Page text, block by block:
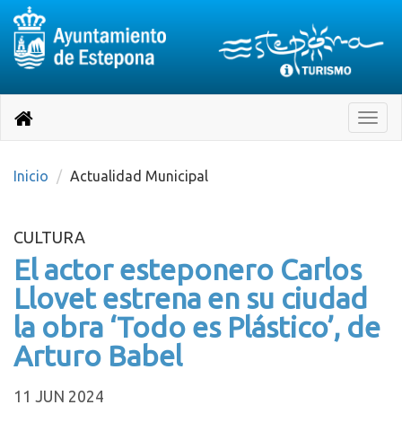
página
Toggle
Destino:
Volver
inicio
Inicio Actualidad Municipal
CULTURA
El actor esteponero Carlos
Llovet estrena en su ciudad
la obra ‘Todo es Plástico’, de
Arturo Babel
11 JUN 2024